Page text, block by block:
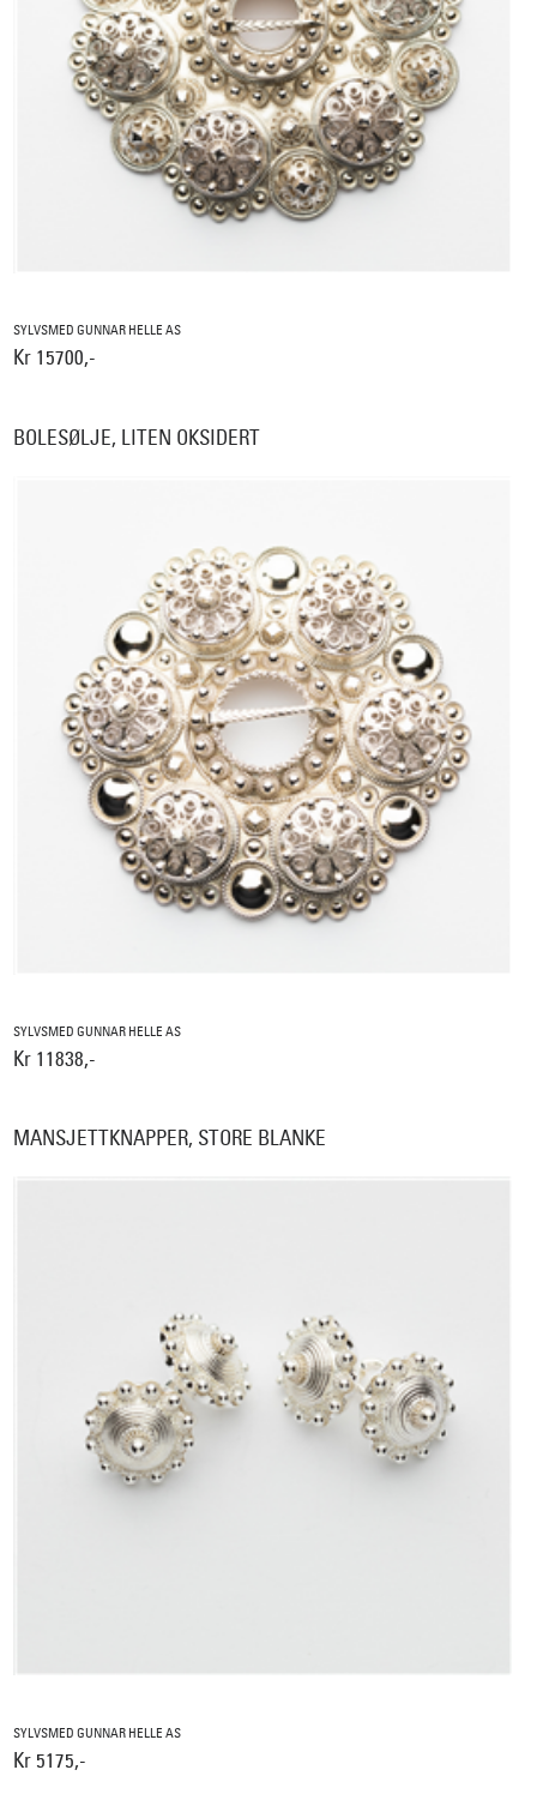
SYLVSMED GUNNAR HELLE AS
Kr 15700,-
BOLESØLJE, LITEN OKSIDERT
SYLVSMED GUNNAR HELLE AS
Kr 11838,-
MANSJETTKNAPPER, STORE BLANKE
SYLVSMED GUNNAR HELLE AS
Kr 5175,-